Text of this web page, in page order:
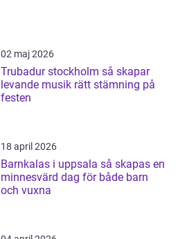
02 maj 2026
Trubadur stockholm så skapar
levande musik rätt stämning på
festen
18 april 2026
Barnkalas i uppsala så skapas en
minnesvärd dag för både barn
och vuxna